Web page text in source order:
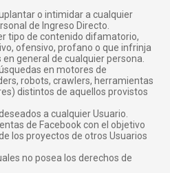
o intimidar a cualquier
de Ingreso Directo.
tipo de contenido difamatorio,
ofensivo, profano o que infrinja
general de cualquier persona.
en motores de
robots, crawlers, herramientas
distintos de aquellos provistos
a cualquier Usuario.
de Facebook con el objetivo
los proyectos de otros Usuarios
no posea los derechos de